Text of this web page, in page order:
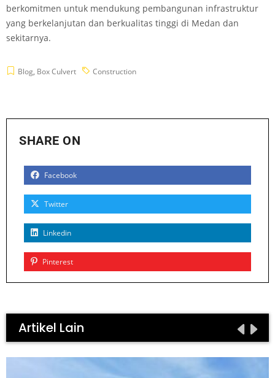
berkomitmen untuk mendukung pembangunan infrastruktur
yang berkelanjutan dan berkualitas tinggi di Medan dan
sekitarnya.
Blog, Box Culvert Construction
SHARE ON
Facebook
Twitter
Linkedin
Pinterest
Artikel Lain